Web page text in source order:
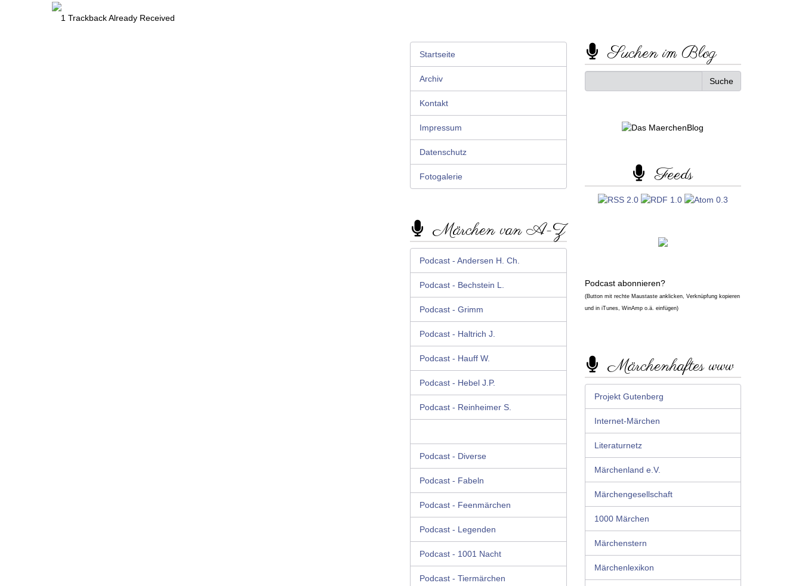
1 Trackback Already Received
Startseite
Archiv
Kontakt
Impressum
Datenschutz
Fotogalerie
Märchen van A-Z
Podcast - Andersen H. Ch.
Podcast - Bechstein L.
Podcast - Grimm
Podcast - Haltrich J.
Podcast - Hauff W.
Podcast - Hebel J.P.
Podcast - Reinheimer S.
Podcast - Diverse
Podcast - Fabeln
Podcast - Feenmärchen
Podcast - Legenden
Podcast - 1001 Nacht
Podcast - Tiermärchen
Suchen im Blog
Feeds
Podcast abonnieren?
(Button mit rechte Maustaste anklicken, Verknüpfung kopieren
und in iTunes, WinAmp o.ä. einfügen)
Märchenhaftes www
Projekt Gutenberg
Internet-Märchen
Literaturnetz
Märchenland e.V.
Märchengesellschaft
1000 Märchen
Märchenstern
Märchenlexikon